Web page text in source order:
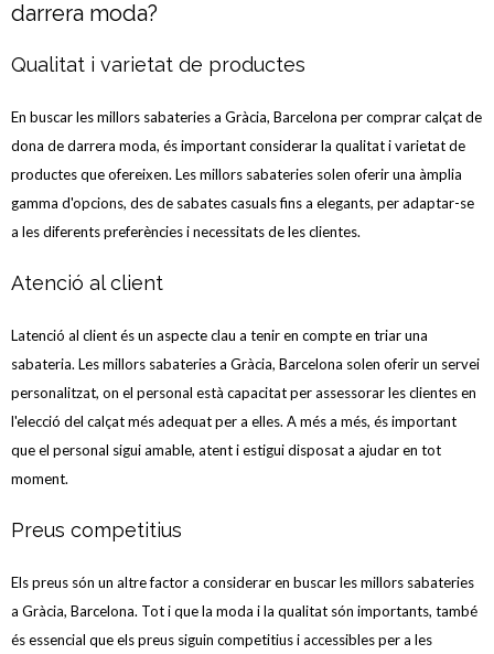
darrera moda?
Qualitat i varietat de productes
En buscar les millors sabateries a Gràcia, Barcelona per comprar calçat de
dona de darrera moda, és important considerar la qualitat i varietat de
productes que ofereixen. Les millors sabateries solen oferir una àmplia
gamma d'opcions, des de sabates casuals fins a elegants, per adaptar-se
a les diferents preferències i necessitats de les clientes.
Atenció al client
Latenció al client és un aspecte clau a tenir en compte en triar una
sabateria. Les millors sabateries a Gràcia, Barcelona solen oferir un servei
personalitzat, on el personal està capacitat per assessorar les clientes en
l'elecció del calçat més adequat per a elles. A més a més, és important
que el personal sigui amable, atent i estigui disposat a ajudar en tot
moment.
Preus competitius
Els preus són un altre factor a considerar en buscar les millors sabateries
a Gràcia, Barcelona. Tot i que la moda i la qualitat són importants, també
és essencial que els preus siguin competitius i accessibles per a les